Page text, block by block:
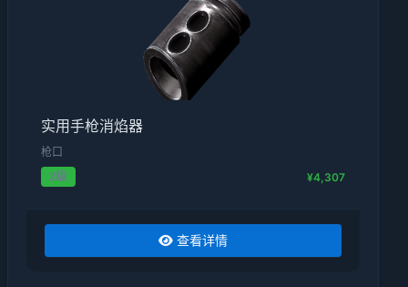
实用手枪消焰器
枪口
2级
¥4,307
查看详情